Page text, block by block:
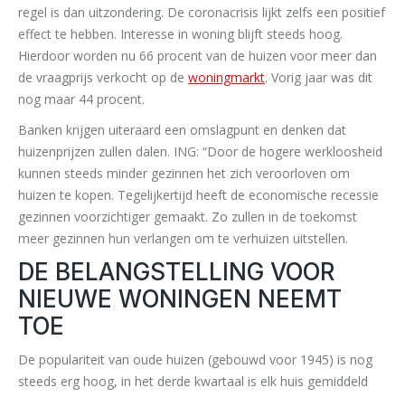
regel is dan uitzondering. De coronacrisis lijkt zelfs een positief
effect te hebben. Interesse in woning blijft steeds hoog.
Hierdoor worden nu 66 procent van de huizen voor meer dan
de vraagprijs verkocht op de woningmarkt. Vorig jaar was dit
nog maar 44 procent.
Banken krijgen uiteraard een omslagpunt en denken dat
huizenprijzen zullen dalen. ING: “Door de hogere werkloosheid
kunnen steeds minder gezinnen het zich veroorloven om
huizen te kopen. Tegelijkertijd heeft de economische recessie
gezinnen voorzichtiger gemaakt. Zo zullen in de toekomst
meer gezinnen hun verlangen om te verhuizen uitstellen.
DE BELANGSTELLING VOOR
NIEUWE WONINGEN NEEMT
TOE
De populariteit van oude huizen (gebouwd voor 1945) is nog
steeds erg hoog, in het derde kwartaal is elk huis gemiddeld